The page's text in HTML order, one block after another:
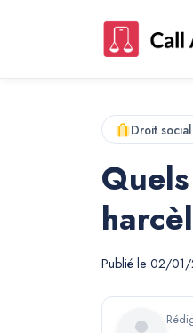
Droit
Publié le 02/01/